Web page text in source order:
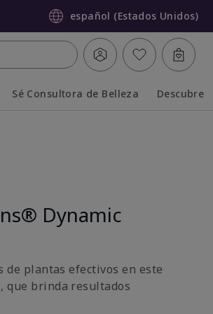
español (Estados Unidos)
Sé Consultora de Belleza Descubre
Dynamic
de plantas efectivos en este
que brinda resultados